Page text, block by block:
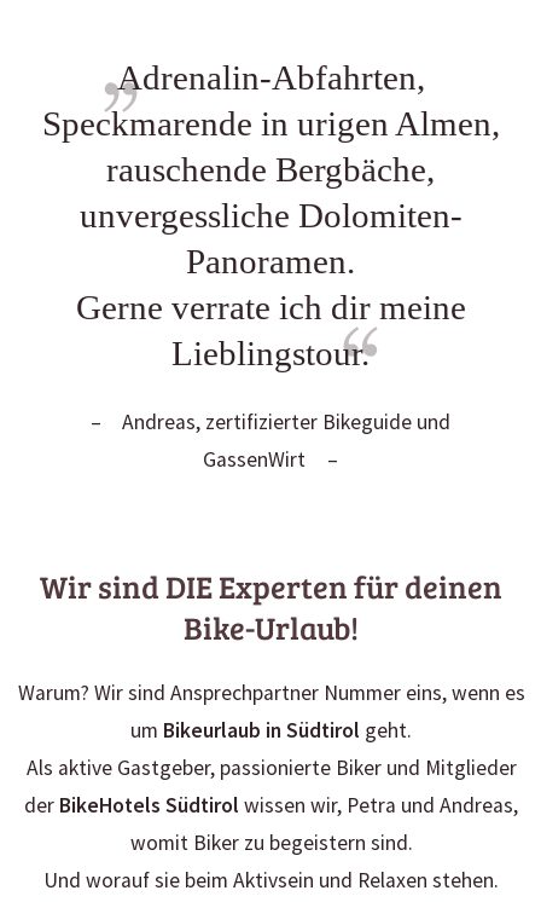
Adrenalin-Abfahrten,
Speckmarende in urigen Almen,
rauschende Bergbäche,
unvergessliche Dolomiten-
Panoramen.
Gerne verrate ich dir meine
Lieblingstour.
Andreas, zertifizierter Bikeguide und
GassenWirt
Wir sind DIE Experten für deinen
Bike-Urlaub!
Warum? Wir sind Ansprechpartner Nummer eins, wenn es
um Bikeurlaub in Südtirol geht.
Als aktive Gastgeber, passionierte Biker und Mitglieder
der BikeHotels Südtirol wissen wir, Petra und Andreas,
womit Biker zu begeistern sind.
Und worauf sie beim Aktivsein und Relaxen stehen.